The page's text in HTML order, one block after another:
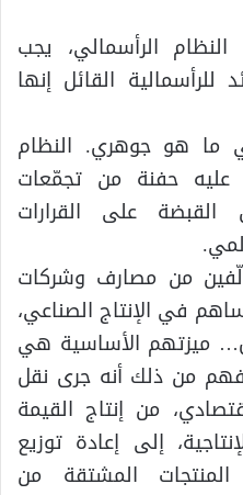
الرأسمالي، يجب
القائل إنها
ما هو جوهري. النظام
عليه حفنة من تجمّعات
القبضة على القرارات
من مصارف وشركات
في الإنتاج الصناعي،
ميزتهم الأساسية هي
من ذلك أنه جرى نقل
من إنتاج القيمة
إلى إعادة توزيع
المشتقة من